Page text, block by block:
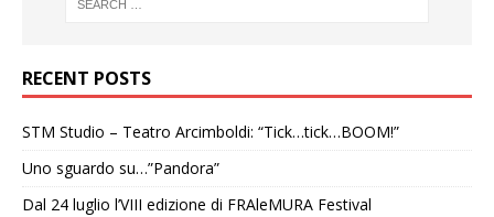
RECENT POSTS
STM Studio – Teatro Arcimboldi: “Tick…tick…BOOM!”
Uno sguardo su…”Pandora”
Dal 24 luglio l’VIII edizione di FRAleMURA Festival